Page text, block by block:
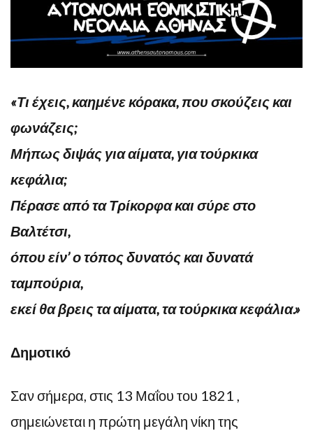
«Τι έχεις, καημένε κόρακα, που σκούζεις και
φωνάζεις;
Μήπως διψάς για αίματα, για τούρκικα
κεφάλια;
Πέρασε από τα Τρίκορφα και σύρε στο
Βαλτέτσι,
όπου είν’ ο τόπος δυνατός και δυνατά
ταμπούρια,
εκεί θα βρεις τα αίματα, τα τούρκικα κεφάλια.»
Δημοτικό
Σαν σήμερα, στις 13 Μαΐου του 1821 ,
σημειώνεται η πρώτη μεγάλη νίκη της